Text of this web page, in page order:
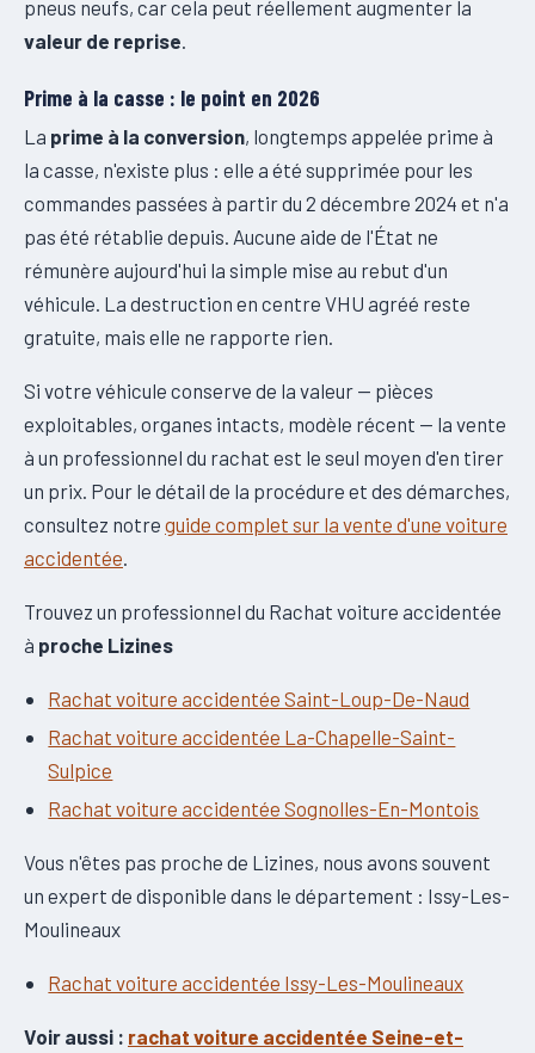
pneus neufs, car cela peut réellement augmenter la
valeur de reprise
Prime à la casse : le point en 2026
La prime à la conversion, longtemps appelée prime à
la casse, n'existe plus : elle a été supprimée pour les
commandes passées à partir du 2 décembre 2024 et n'a
pas été rétablie depuis. Aucune aide de l'État ne
rémunère aujourd'hui la simple mise au rebut d'un
véhicule. La destruction en centre VHU agréé reste
gratuite, mais elle ne rapporte rien.
Si votre véhicule conserve de la valeur — pièces
exploitables, organes intacts, modèle récent — la vente
à un professionnel du rachat est le seul moyen d'en tirer
un prix. Pour le détail de la procédure et des démarches,
consultez notre guide complet sur la vente d'une voiture
accidentée.
Trouvez un professionnel du Rachat voiture accidentée
à proche Lizines
Rachat voiture accidentée Saint-Loup-De-Naud
Rachat voiture accidentée La-Chapelle-Saint-
Sulpice
Rachat voiture accidentée Sognolles-En-Montois
Vous n'êtes pas proche de Lizines, nous avons souvent
un expert de disponible dans le département : Issy-Les-
Moulineaux
Rachat voiture accidentée Issy-Les-Moulineaux
Voir aussi : rachat voiture accidentée Seine-et-